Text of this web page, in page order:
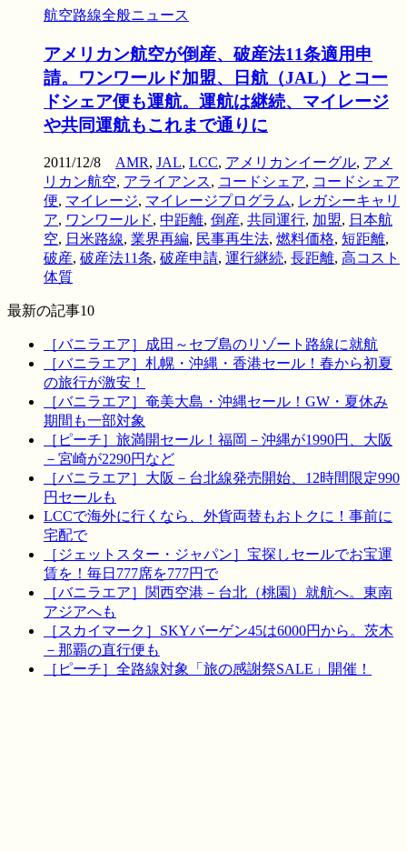
航空路線全般ニュース
アメリカン航空が倒産、破産法11条適用申
請。ワンワールド加盟、日航（JAL）とコー
ドシェア便も運航。運航は継続、マイレージ
や共同運航もこれまで通りに
2011/12/8 AMR, JAL, LCC, アメリカンイーグル, アメ
リカン航空, アライアンス, コードシェア, コードシェア
便, マイレージ, マイレージプログラム, レガシーキャリ
ア, ワンワールド, 中距離, 倒産, 共同運行, 加盟, 日本航
空, 日米路線, 業界再編, 民事再生法, 燃料価格, 短距離,
破産, 破産法11条, 破産申請, 運行継続, 長距離, 高コスト
体質
最新の記事10
［バニラエア］成田～セブ島のリゾート路線に就航
［バニラエア］札幌・沖縄・香港セール！春から初夏
の旅行が激安！
［バニラエア］奄美大島・沖縄セール！GW・夏休み
期間も一部対象
［ピーチ］旅満開セール！福岡－沖縄が1990円、大阪
－宮崎が2290円など
［バニラエア］大阪－台北線発売開始、12時間限定990
円セールも
LCCで海外に行くなら、外貨両替もおトクに！事前に
宅配で
［ジェットスター・ジャパン］宝探しセールでお宝運
賃を！毎日777席を777円で
［バニラエア］関西空港－台北（桃園）就航へ。東南
アジアへも
［スカイマーク］SKYバーゲン45は6000円から。茨木
－那覇の直行便も
［ピーチ］全路線対象「旅の感謝祭SALE」開催！